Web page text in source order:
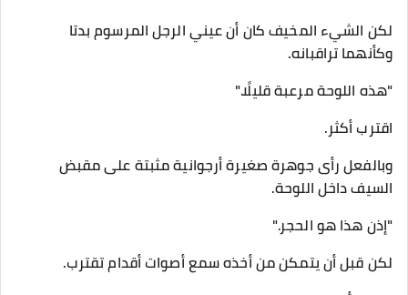
لكن الشيء المخيف كان أن عيني الرجل المرسوم بدتا
وكأنهما تراقبانه.
"هذه اللوحة مرعبة قليلًا."
اقترب أكثر.
وبالفعل رأى جوهرة صغيرة أرجوانية مثبتة على مقبض
السيف داخل اللوحة.
"إذن هذا هو الحجر."
لكن قبل أن يتمكن من أخذه سمع أصوات أقدام تقترب.